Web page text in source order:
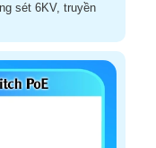
sét 6KV, truyền